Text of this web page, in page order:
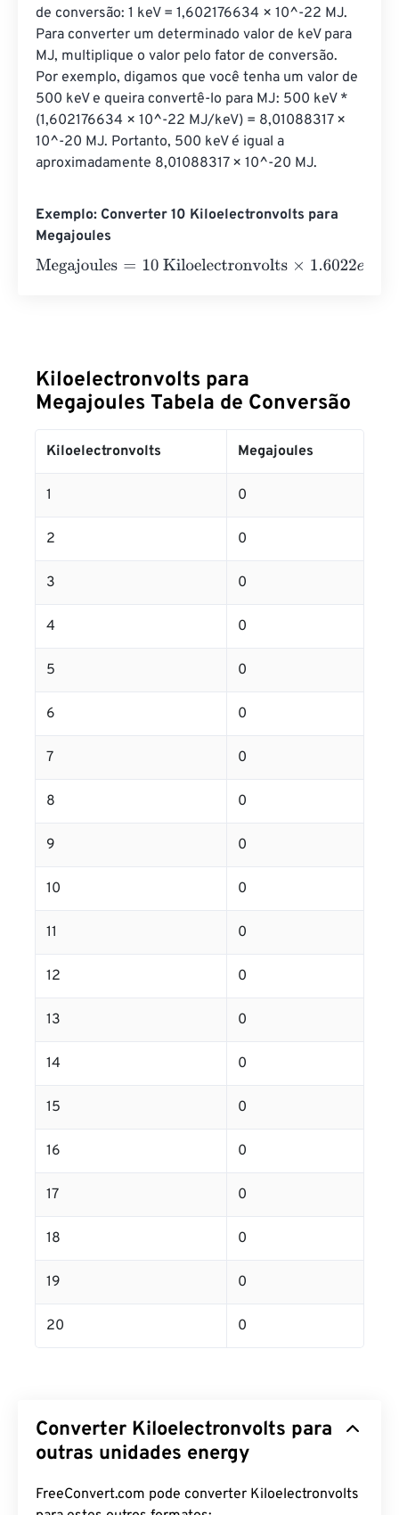
de conversão: 1 keV = 1,602176634 × 10^-22 MJ.
Para converter um determinado valor de keV para
MJ, multiplique o valor pelo fator de conversão.
Por exemplo, digamos que você tenha um valor de
500 keV e queira convertê-lo para MJ: 500 keV *
(1,602176634 × 10^-22 MJ/keV) = 8,01088317 ×
10^-20 MJ. Portanto, 500 keV é igual a
aproximadamente 8,01088317 × 10^-20 MJ.
Exemplo: Converter 10 Kiloelectronvolts para
Megajoules
Megajoules= 10 Kiloelectronvolts×1.6022e 22=0
Kiloelectronvolts para
Megajoules Tabela de Conversão
Kiloelectronvolts Megajoules
1 0
2 0
3 0
4 0
5 0
6 0
7 0
8 0
9 0
10 0
11 0
12 0
13 0
14 0
15 0
16 0
17 0
18 0
19 0
20 0
Converter Kiloelectronvolts para
outras unidades energy
FreeConvert.com pode converter Kiloelectronvolts